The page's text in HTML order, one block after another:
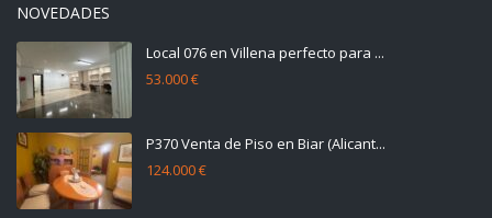
NOVEDADES
Local 076 en Villena perfecto para ...
53.000 €
P370 Venta de Piso en Biar (Alicant...
124.000 €